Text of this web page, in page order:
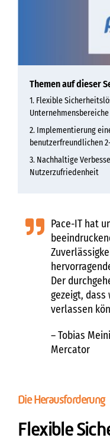
Themen auf dieser
Flexible
Unternehmensbereiche
Implementierung
benutzerfreundlichen
Nachhaltige
Nutzerzufriedenheit
Pace-IT hat
Der
gezeigt,
verlassen
– Tobias
Mercator
Die Herausforderung
Flexible